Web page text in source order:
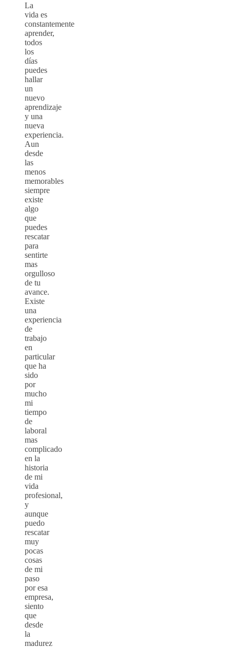
La
vida es
constantemente
aprender,
todos
los
días
puedes
hallar
un
nuevo
aprendizaje
y una
nueva
experiencia.
Aun
desde
las
menos
memorables
siempre
existe
algo
que
puedes
rescatar
para
sentirte
mas
orgulloso
de tu
avance.
Existe
una
experiencia
de
trabajo
en
particular
que ha
sido
por
mucho
mi
tiempo
de
laboral
mas
complicado
en la
historia
de mi
vida
profesional,
y
aunque
puedo
rescatar
muy
pocas
cosas
de mi
paso
por esa
empresa,
siento
que
desde
la
madurez